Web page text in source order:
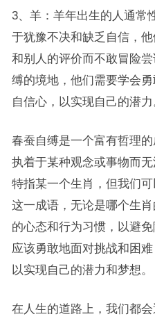
3、羊：羊年出生的人通常
于犹豫不决和缺乏自信，
和别人的评价而不敢冒险
缚的境地，他们需要学会
自信心，以实现自己的潜力
春蚕自缚是一个富有哲理
执着于某种观念或事物而
特指某一个生肖，但我们
这一成语，无论是哪个生
的心态和行为习惯，以避
应该勇敢地面对挑战和困
以实现自己的潜力和梦想。
在人生的道路上，我们都